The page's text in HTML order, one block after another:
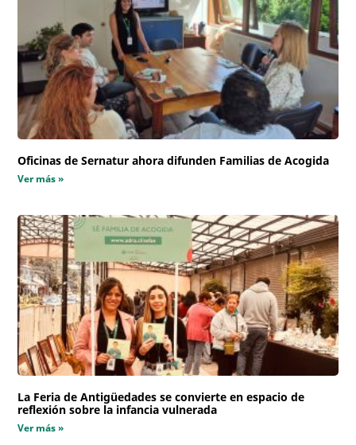
Oficinas de Sernatur ahora difunden Familias de Acogida
Ver más »
La Feria de Antigüedades se convierte en espacio de
reflexión sobre la infancia vulnerada
Ver más »